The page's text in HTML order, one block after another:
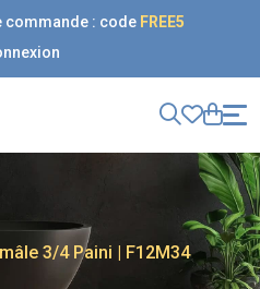
commande : code FREE5
3/4 Paini | F12M34